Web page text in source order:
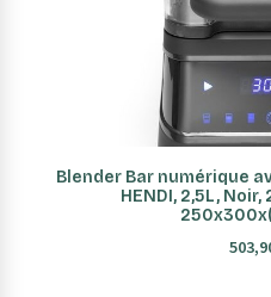
AJOUTER
Blender Bar numérique
HENDI, 2,5L,